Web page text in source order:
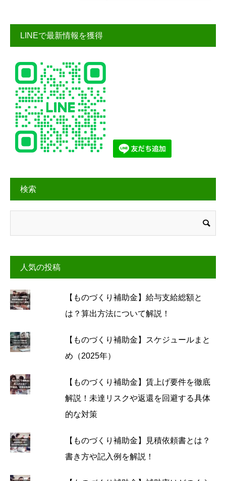
LINEで最新情報を獲得
検索
人気の投稿
【ものづくり補助金】給与支給総額と
は？算出方法について解説！
【ものづくり補助金】スケジュールまと
め（2025年）
【ものづくり補助金】賃上げ要件を徹底
解説！未達リスクや返還を回避する具体
的な対策
【ものづくり補助金】見積依頼書とは？
書き方や記入例を解説！